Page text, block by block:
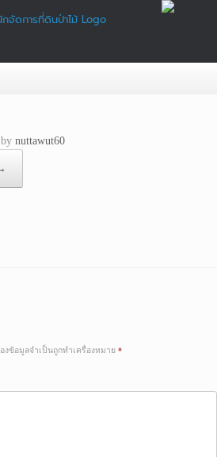
by nuttawut60
งข้อมูลจำเป็นถูกทำเครื่องหมาย *